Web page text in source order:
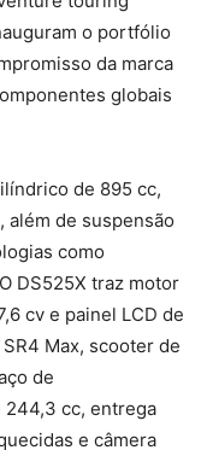
o portfólio
da marca
globais
de 895 cc,
além de suspensão
como
DS525X traz motor
cv e painel LCD de
Max, scooter de
de
244,3 cc, entrega
e câmera